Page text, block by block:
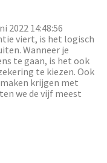
2022 14:48:56
viert, is het logisch
Wanneer je
te gaan, is het ook
te kiezen. Ook
krijgen met
we de vijf meest